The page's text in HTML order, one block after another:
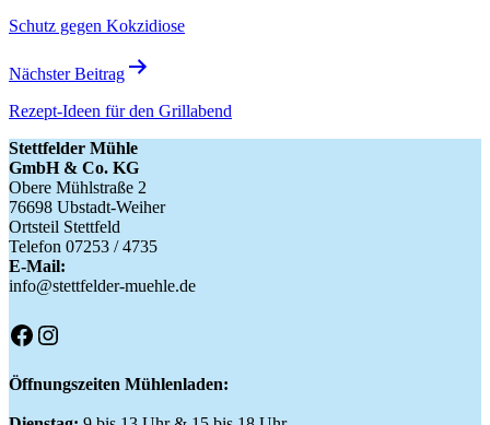
Schutz gegen Kokzidiose
Nächster Beitrag
Rezept-Ideen für den Grillabend
Stettfelder Mühle
GmbH & Co. KG
Obere Mühlstraße 2
76698 Ubstadt-Weiher
Ortsteil Stettfeld
Telefon 07253 / 4735
E-Mail:
info@stettfelder-muehle.de
Facebook
Instagram
Öffnungszeiten Mühlenladen: